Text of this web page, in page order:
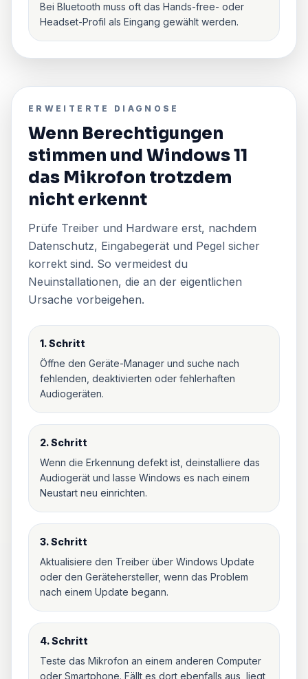
Bei Bluetooth muss oft das Hands-free- oder
Headset-Profil als Eingang gewählt werden.
ERWEITERTE DIAGNOSE
Wenn Berechtigungen
stimmen und Windows 11
das Mikrofon trotzdem
nicht erkennt
Prüfe Treiber und Hardware erst, nachdem
Datenschutz, Eingabegerät und Pegel sicher
korrekt sind. So vermeidest du
Neuinstallationen, die an der eigentlichen
Ursache vorbeigehen.
1. Schritt
Öffne den Geräte-Manager und suche nach
fehlenden, deaktivierten oder fehlerhaften
Audiogeräten.
2. Schritt
Wenn die Erkennung defekt ist, deinstalliere das
Audiogerät und lasse Windows es nach einem
Neustart neu einrichten.
3. Schritt
Aktualisiere den Treiber über Windows Update
oder den Gerätehersteller, wenn das Problem
nach einem Update begann.
4. Schritt
Teste das Mikrofon an einem anderen Computer
oder Smartphone. Fällt es dort ebenfalls aus, liegt